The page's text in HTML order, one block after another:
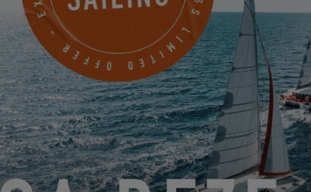
DUOTONE
Duotone und Excess: zwei Arten, das Meer in voller
Geschwindigkeit zu erleben, angetrieben von demselben
Verlangen nach Freiheit und Innovation.
WEBSITE BESUCHEN